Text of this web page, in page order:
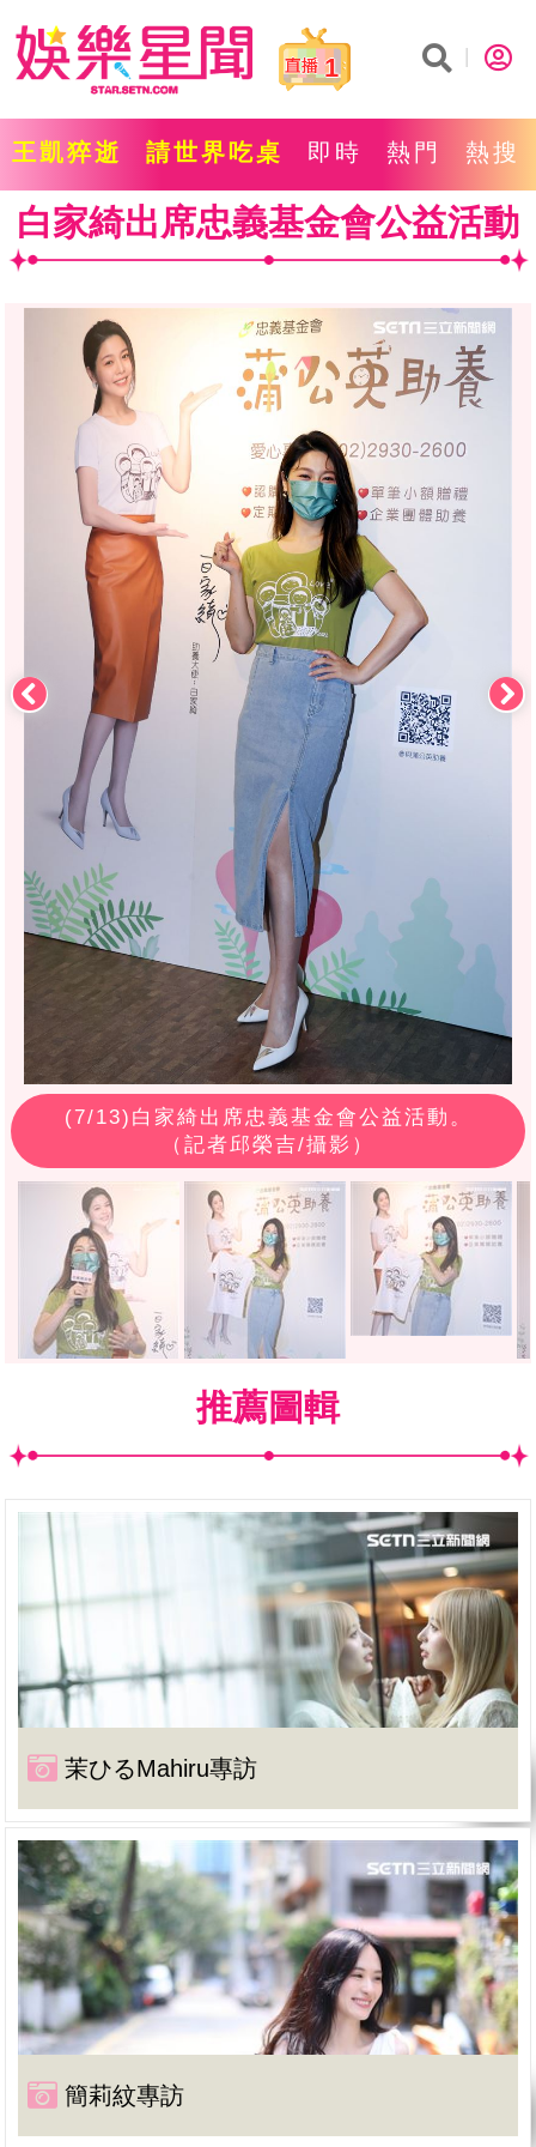
1
王凱猝逝 請世界吃桌 即時 熱門 熱搜
白家綺出席忠義基金會公益活動
(7/13)白家綺出席忠義基金會公益活動。
（記者邱榮吉/攝影）
推薦圖輯
茉ひるMahiru專訪
簡莉紋專訪